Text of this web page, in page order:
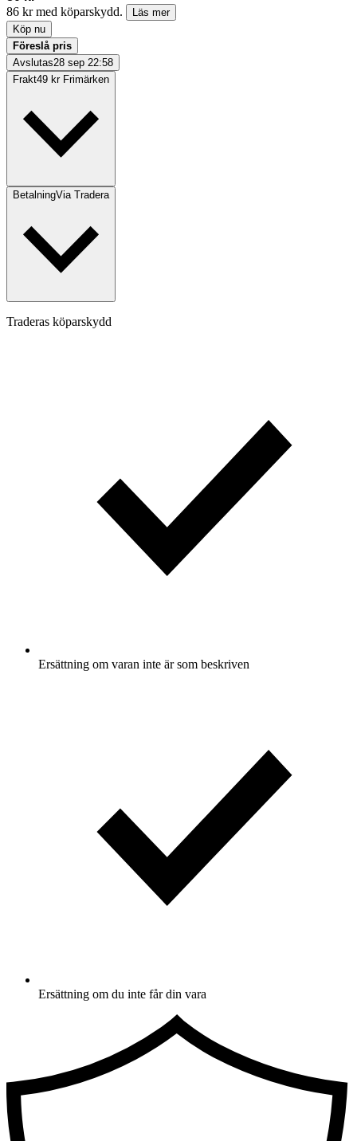
86 kr med köparskydd.
Läs mer
Köp nu
Föreslå pris
Avslutas28 sep 22:58
Frakt49 kr Frimärken
BetalningVia Tradera
Traderas köparskydd
Ersättning om varan inte är som beskriven
Ersättning om du inte får din vara